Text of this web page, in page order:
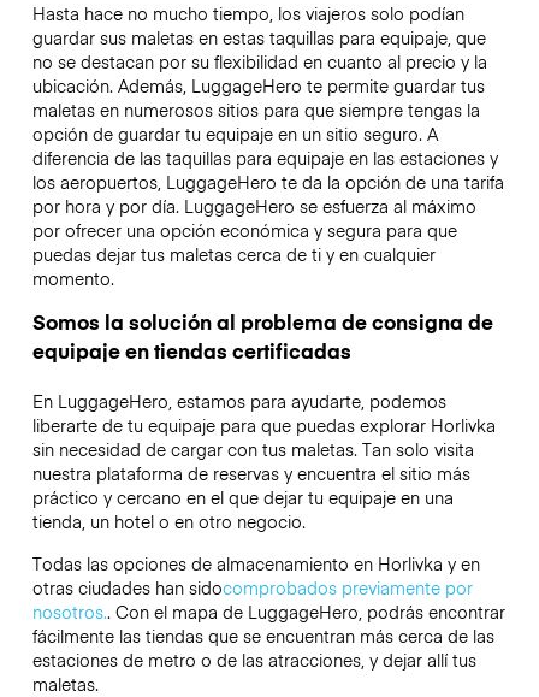
Hasta hace no mucho tiempo, los viajeros solo podían
guardar sus maletas en estas taquillas para equipaje, que
no se destacan por su flexibilidad en cuanto al precio y la
ubicación. Además, LuggageHero te permite guardar tus
maletas en numerosos sitios para que siempre tengas la
opción de guardar tu equipaje en un sitio seguro. A
diferencia de las taquillas para equipaje en las estaciones y
los aeropuertos, LuggageHero te da la opción de una tarifa
por hora y por día. LuggageHero se esfuerza al máximo
por ofrecer una opción económica y segura para que
puedas dejar tus maletas cerca de ti y en cualquier
momento.
Somos la solución al problema de consigna de
equipaje en tiendas certificadas
En LuggageHero, estamos para ayudarte, podemos
liberarte de tu equipaje para que puedas explorar Horlivka
sin necesidad de cargar con tus maletas. Tan solo visita
nuestra plataforma de reservas y encuentra el sitio más
práctico y cercano en el que dejar tu equipaje en una
tienda, un hotel o en otro negocio.
Todas las opciones de almacenamiento en Horlivka y en
otras ciudades han sidocomprobados previamente por
nosotros.. Con el mapa de LuggageHero, podrás encontrar
fácilmente las tiendas que se encuentran más cerca de las
estaciones de metro o de las atracciones, y dejar allí tus
maletas.